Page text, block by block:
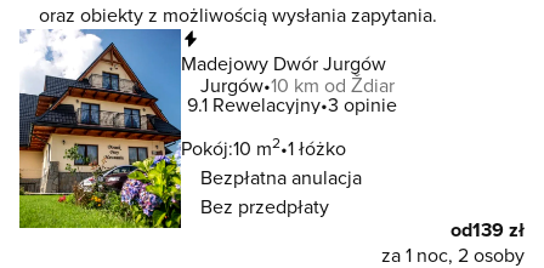
oraz obiekty z możliwością wysłania zapytania.
Madejowy Dwór Jurgów
Jurgów 10 km od Ždiar
9.1 Rewelacyjny 3 opinie
Pokój:10 m2 1 łóżko
Bezpłatna anulacja
Bez przedpłaty
od139 zł
za 1 noc, 2 osoby